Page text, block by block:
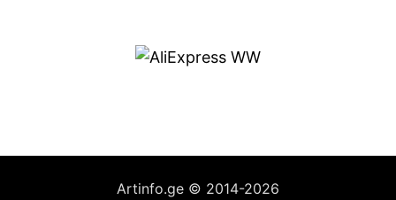
Artinfo.ge © 2014-2026